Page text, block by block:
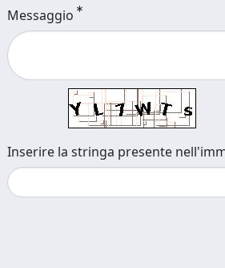
Messaggio
Inserire la stringa presente